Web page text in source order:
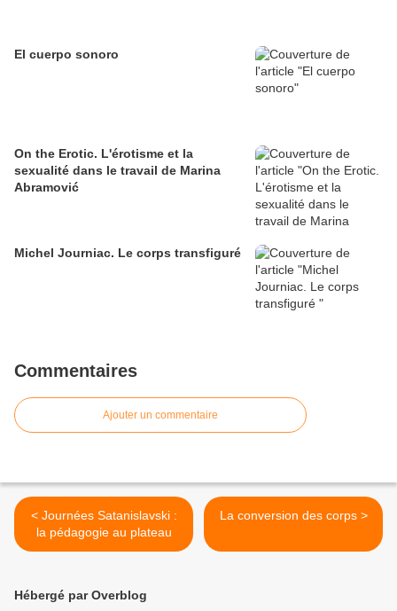
El cuerpo sonoro
On the Erotic. L'érotisme et la
sexualité dans le travail de Marina
Abramović
Michel Journiac. Le corps transfiguré
Commentaires
Ajouter un commentaire
< Journées Satanislavski :
la pédagogie au plateau
La conversion des corps >
Hébergé par Overblog